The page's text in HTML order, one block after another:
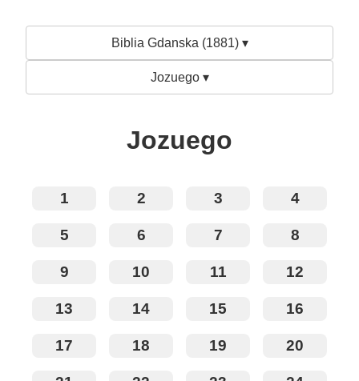
Biblia Gdanska (1881) ▾
Jozuego ▾
Jozuego
1 2 3 4
5 6 7 8
9 10 11 12
13 14 15 16
17 18 19 20